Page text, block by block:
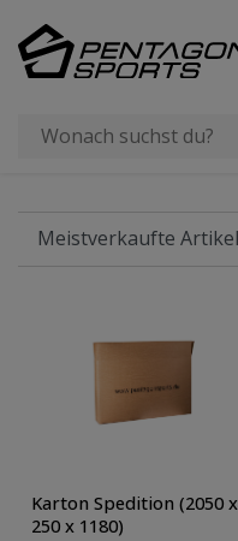
Filter
×
Karton Spedition (2050 x
250 x 1180)